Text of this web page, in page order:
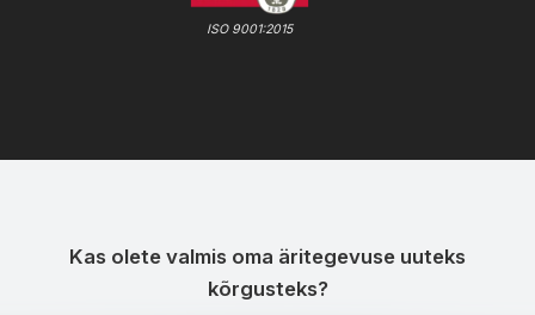
ISO 9001:2015
Kas olete valmis oma äritegevuse uuteks
kõrgusteks?